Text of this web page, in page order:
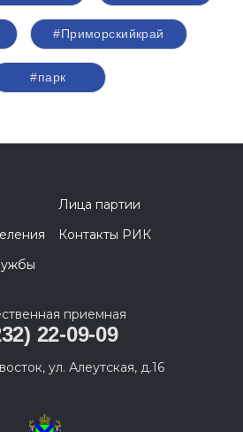
#Приморскийкрай
#парк
Лица партии
Контакты РИК
приемная
22-09-09
ул. Алеутская, д.16